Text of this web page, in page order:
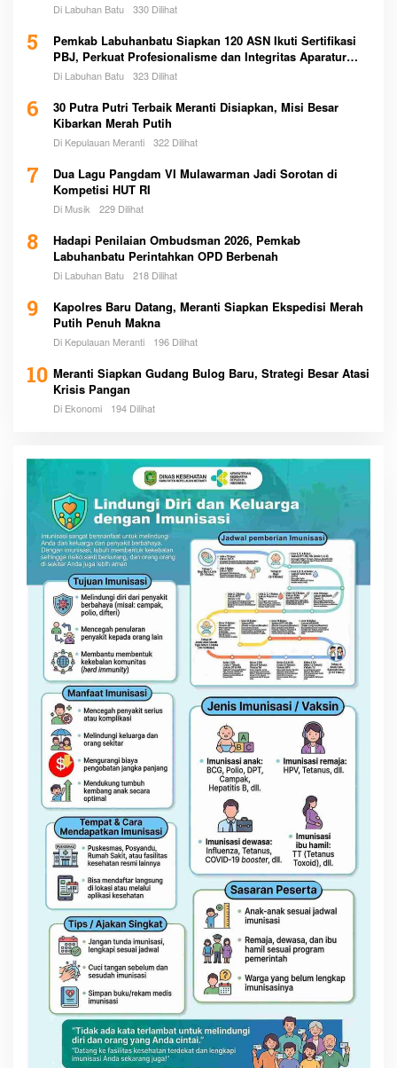
Di Labuhan Batu 330 Dilihat
5
Pemkab Labuhanbatu Siapkan 120 ASN Ikuti Sertifikasi
PBJ, Perkuat Profesionalisme dan Integritas Aparatur
Pemerintah
Di Labuhan Batu 323 Dilihat
6
30 Putra Putri Terbaik Meranti Disiapkan, Misi Besar
Kibarkan Merah Putih
Di Kepulauan Meranti 322 Dilihat
7
Dua Lagu Pangdam VI Mulawarman Jadi Sorotan di
Kompetisi HUT RI
Di Musik 229 Dilihat
8
Hadapi Penilaian Ombudsman 2026, Pemkab
Labuhanbatu Perintahkan OPD Berbenah
Di Labuhan Batu 218 Dilihat
9
Kapolres Baru Datang, Meranti Siapkan Ekspedisi Merah
Putih Penuh Makna
Di Kepulauan Meranti 196 Dilihat
10 Meranti Siapkan Gudang Bulog Baru, Strategi Besar Atasi
Krisis Pangan
Di Ekonomi 194 Dilihat